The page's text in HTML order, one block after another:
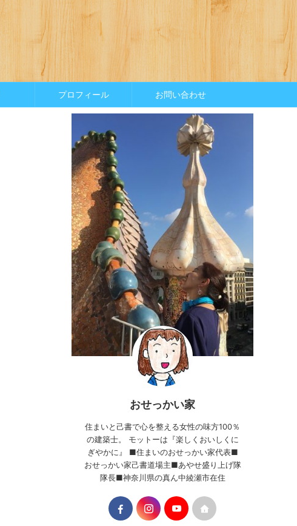
プロフィール お問い合わせ
おせっかい家
住まいと己書で心を整える女性の味方100％
の建築士。 モットーは『楽しくおいしくに
ぎやかに』 ■住まいのおせっかい家代表■
おせっかい家己書道場主■あやせ盛り上げ隊
隊長■神奈川県の真ん中綾瀬市在住